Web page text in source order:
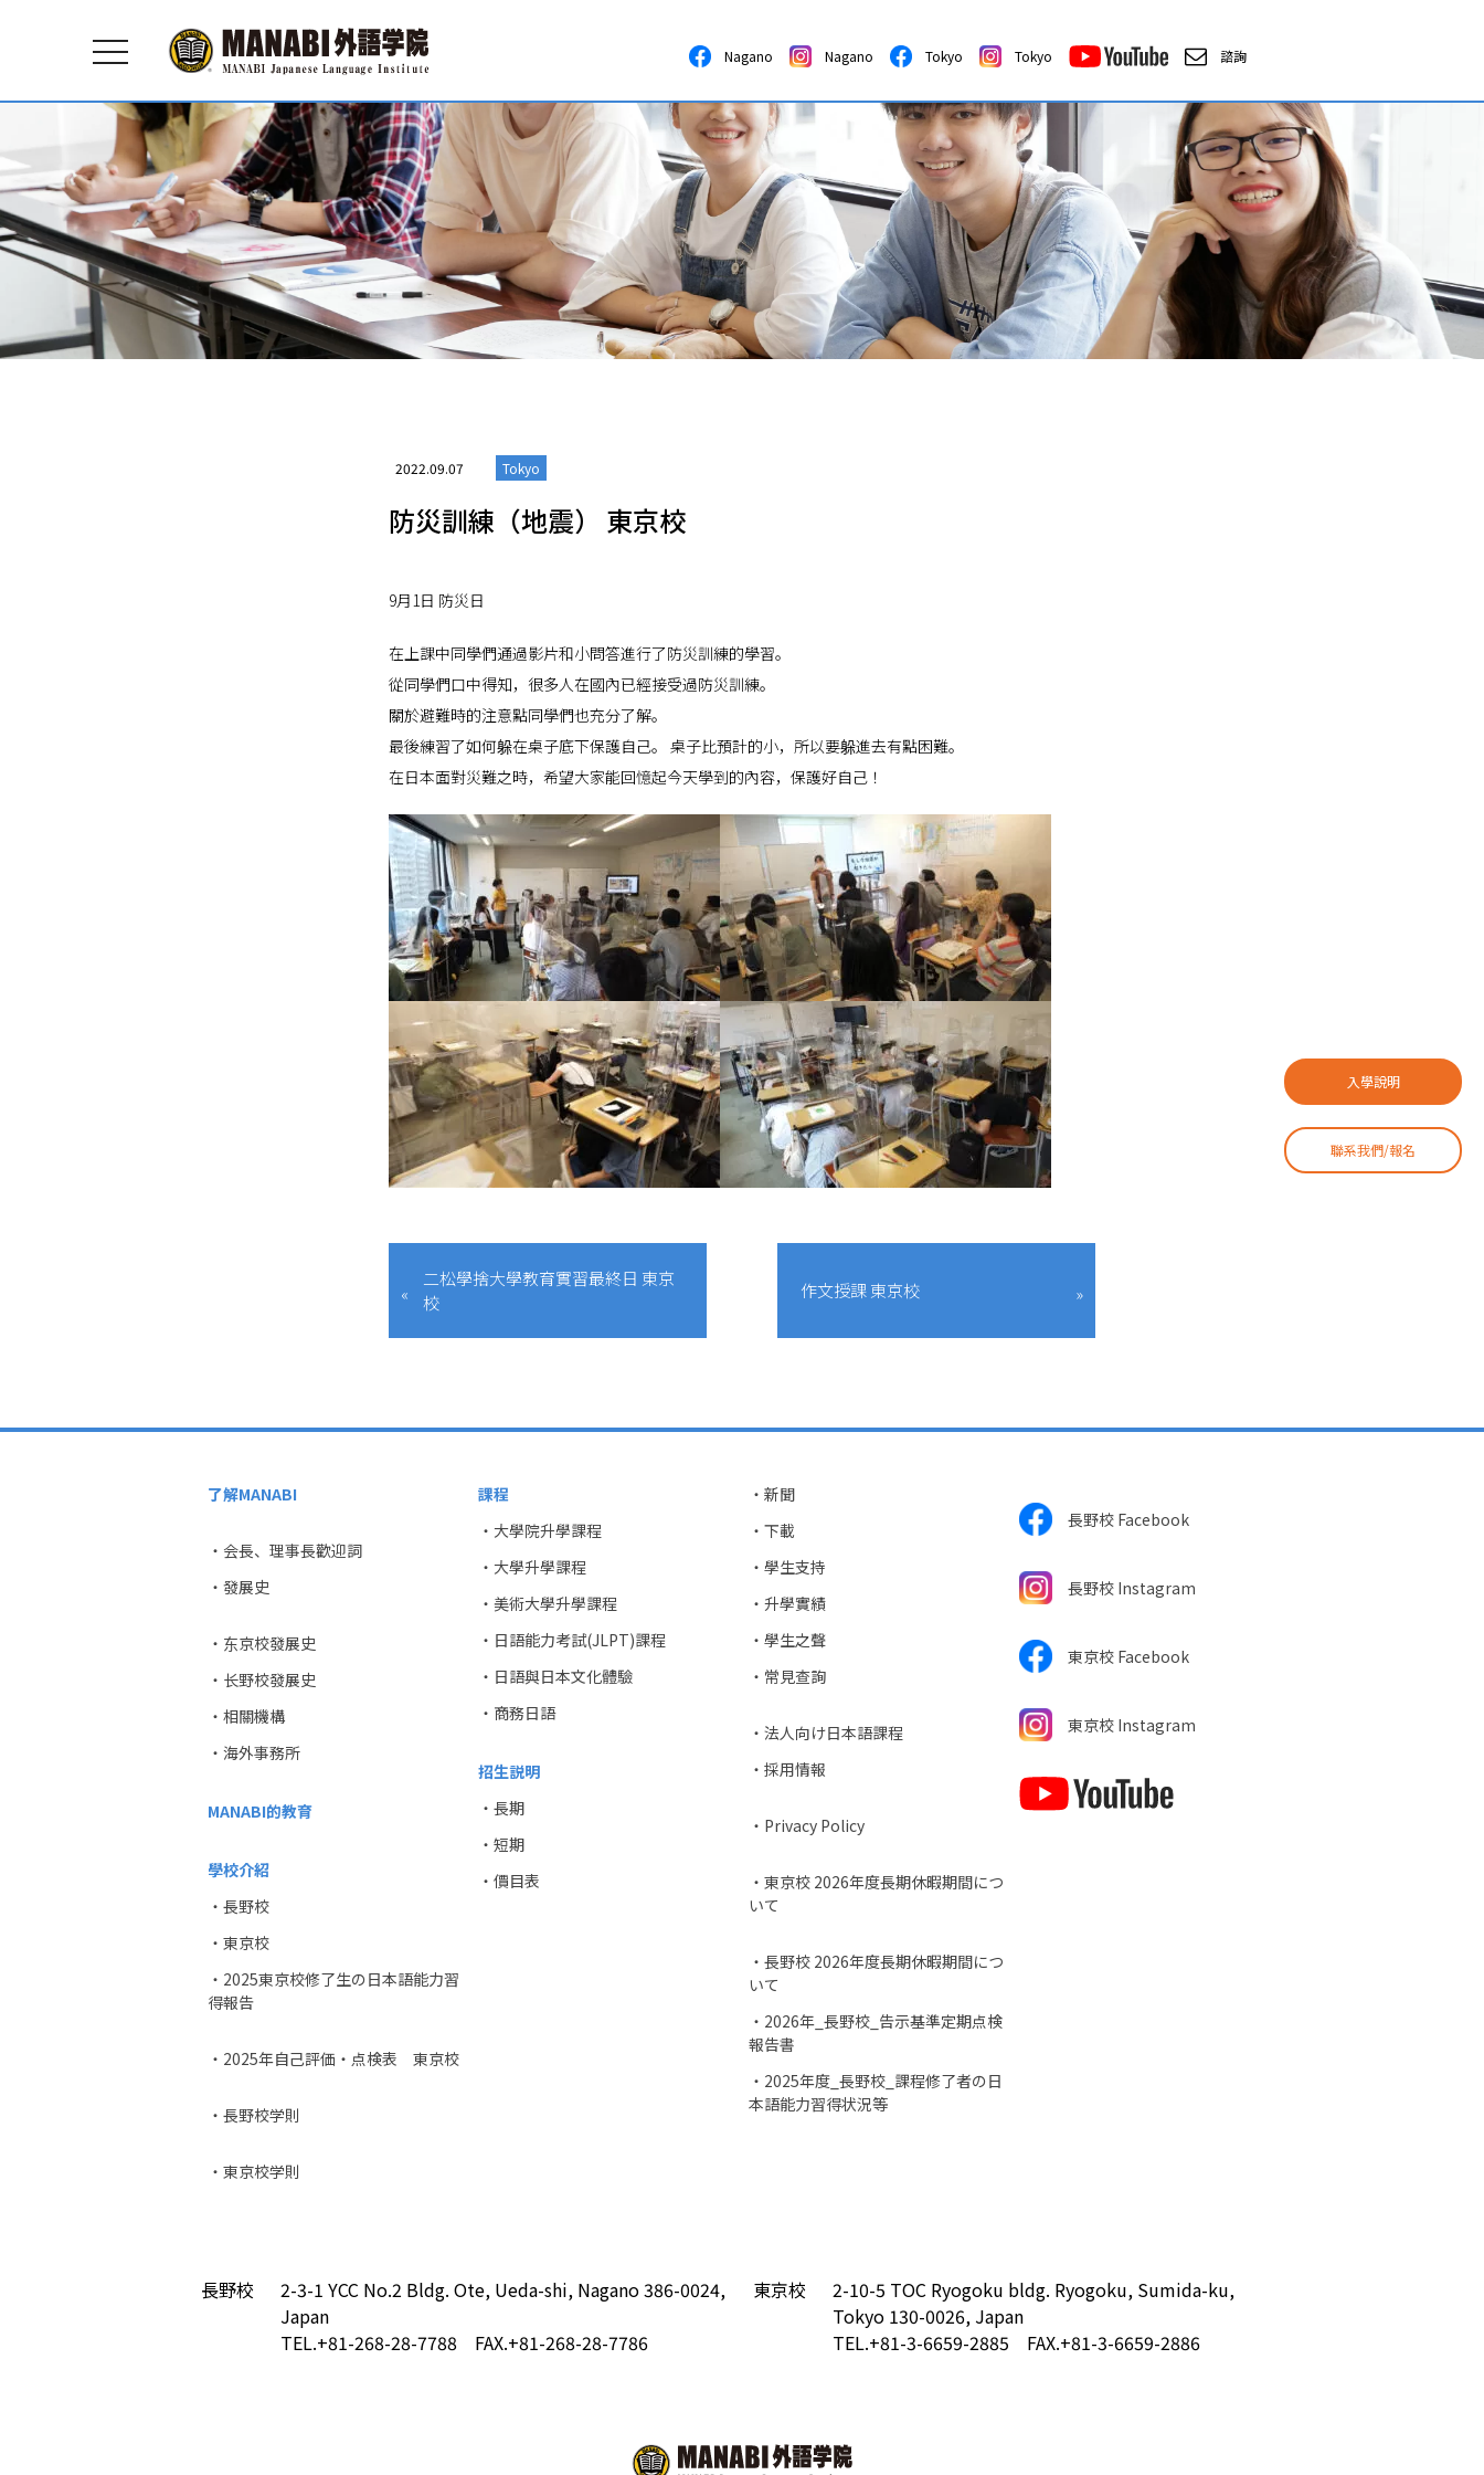
入學說明
聯系我們/報名
toggle
navigation
Nagano Nagano Tokyo Tokyo 諮詢
2022.09.07 Tokyo
防災訓練（地震） 東京校
9月1日 防災日
在上課中同學們通過影片和小問答進行了防災訓練的學習。
從同學們口中得知，很多人在國內已經接受過防災訓練。
關於避難時的注意點同學們也充分了解。
最後練習了如何躲在桌子底下保護自己。 桌子比預計的小，所以要躲進去有點困難。
在日本面對災難之時，希望大家能回憶起今天學到的內容，保護好自己！
二松學捨大學教育實習最終日 東京
校
作文授課 東京校
了解MANABI
・会長、理事長歡迎詞
・發展史
・东京校發展史
・长野校發展史
・相關機構
・海外事務所
MANABI的教育
學校介紹
・長野校
・東京校
・2025東京校修了生の日本語能力習
得報告
・2025年自己評価・点検表 東京校
・長野校学則
・東京校学則
課程
・大學院升學課程
・大學升學課程
・美術大學升學課程
・日語能力考試(JLPT)課程
・日語與日本文化體驗
・商務日語
招生説明
・長期
・短期
・價目表
・新聞
・下載
・學生支持
・升學實績
・學生之聲
・常見查詢
・法人向け日本語課程
・採用情報
・Privacy Policy
・東京校 2026年度長期休暇期間につ
いて
・長野校 2026年度長期休暇期間につ
いて
・2026年_長野校_告示基準定期点検
報告書
・2025年度_長野校_課程修了者の日
本語能力習得状況等
長野校 Facebook
長野校 Instagram
東京校 Facebook
東京校 Instagram
長野校
2-3-1 YCC No.2 Bldg. Ote, Ueda-shi, Nagano 386-0024,
Japan
TEL.+81-268-28-7788 FAX.+81-268-28-7786
東京校
2-10-5 TOC Ryogoku bldg. Ryogoku, Sumida-ku,
Tokyo 130-0026, Japan
TEL.+81-3-6659-2885 FAX.+81-3-6659-2886